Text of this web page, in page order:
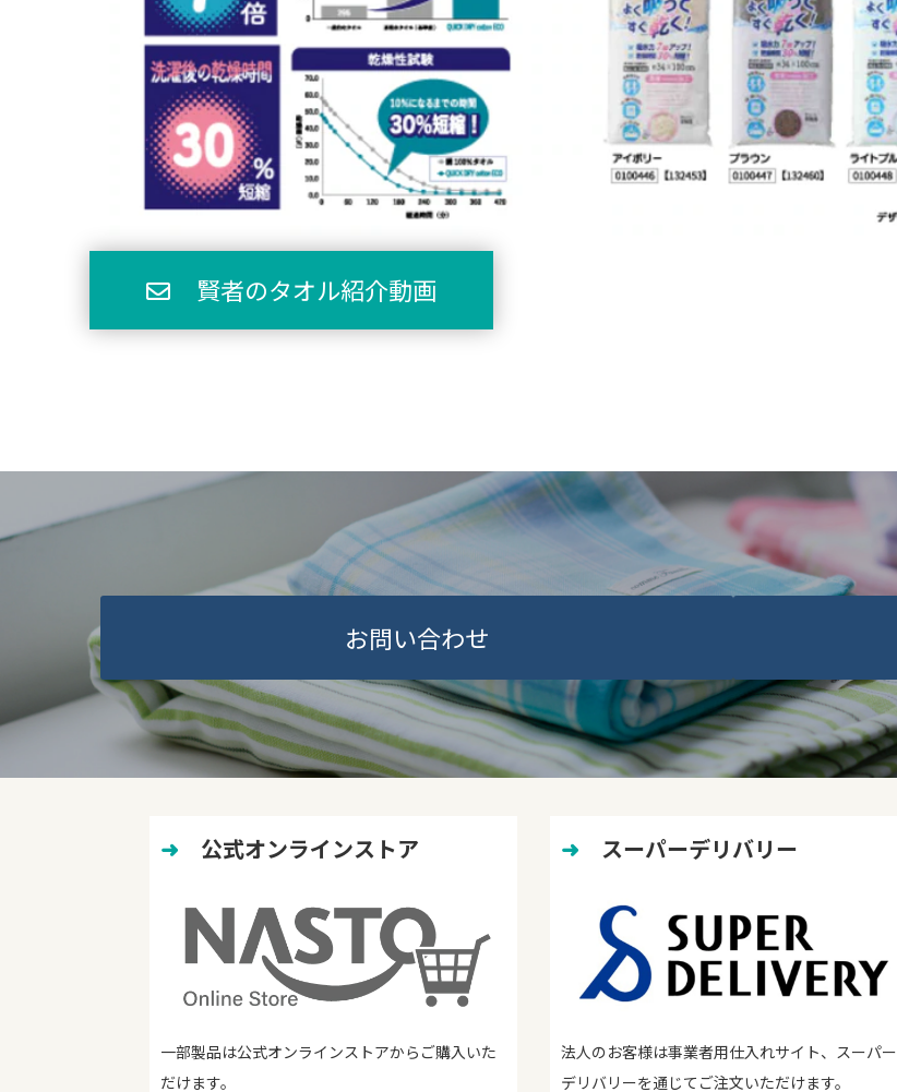
賢者のタオル紹介動画
お問い合わせ
➜ 公式オンラインストア
一部製品は公式オンラインストアからご購入いた
だけます。
➜ スーパーデリバリー
法人のお客様は事業者用仕入れサイト、スーパー
デリバリーを通じてご注文いただけます。